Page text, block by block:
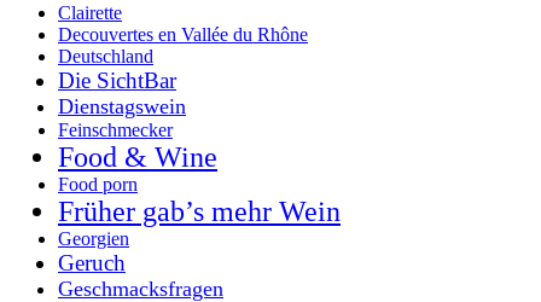
Clairette
Decouvertes en Vallée du Rhône
Deutschland
Die SichtBar
Dienstagswein
Feinschmecker
Food & Wine
Food porn
Früher gab’s mehr Wein
Georgien
Geruch
Geschmacksfragen